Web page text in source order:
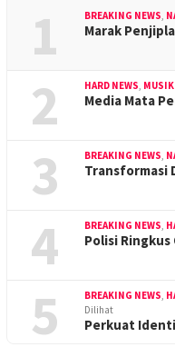
1 BREAKING NEWS,
Marak
2 HARD NEWS,
Media Mata
3 BREAKING NEWS,
Transformasi
4 BREAKING NEWS,
Polisi
5 BREAKING NEWS,
Dilihat
Perkuat